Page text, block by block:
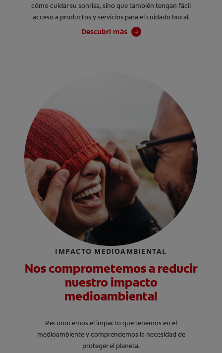
cómo cuidar su sonrisa, sino que también tengan fácil
acceso a productos y servicios para el cuidado bucal.
Descubrí más
IMPACTO MEDIOAMBIENTAL
Nos comprometemos a reducir
nuestro impacto
medioambiental
Reconocemos el impacto que tenemos en el
medioambiente y comprendemos la necesidad de
proteger el planeta.